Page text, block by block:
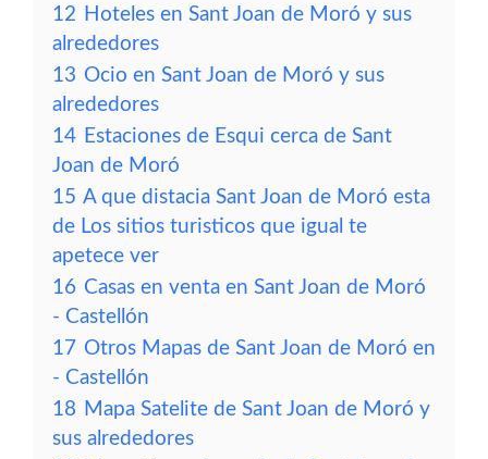
12 Hoteles en Sant Joan de Moró y sus
alrededores
13 Ocio en Sant Joan de Moró y sus
alrededores
14 Estaciones de Esqui cerca de Sant
Joan de Moró
15 A que distacia Sant Joan de Moró esta
de Los sitios turisticos que igual te
apetece ver
16 Casas en venta en Sant Joan de Moró
- Castellón
17 Otros Mapas de Sant Joan de Moró en
- Castellón
18 Mapa Satelite de Sant Joan de Moró y
sus alrededores